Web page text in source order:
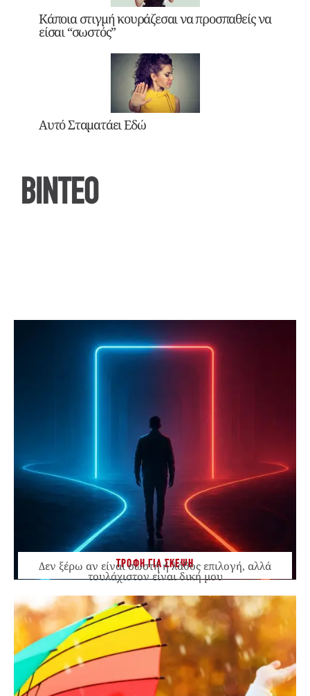
Κάποια στιγμή κουράζεσαι να προσπαθείς να
είσαι “σωστός”
Αυτό Σταματάει Εδώ
ΒΙΝΤΕΟ
ΤΡΟΦΗ ΓΙΑ ΣΚΕΨΗ
Δεν ξέρω αν είναι σωστή ή λάθος επιλογή, αλλά
τουλάχιστον είναι δική μου